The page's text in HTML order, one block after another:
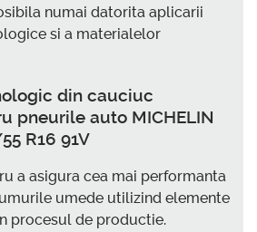
numai datorita aplicarii
si a materialelor
din cauciuc
pneurile auto MICHELIN
R16 91V
a asigura cea mai performanta
umede utilizind elemente
procesul de productie.